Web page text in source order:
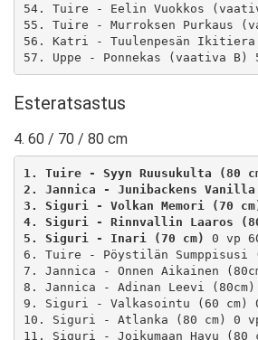
54. Tuire - Eelin Vuokkos
55. Tuire - Murroksen Purkaus
56. Katri - Tuulenpesän Ikitiera
Esteratsastus
4. 60 / 70 / 80 cm
1. Tuire - Syyn Ruusukulta (80
2. Jannica - Junibackens Vanilla
3. Siguri - Volkan Memori (70
4. Siguri - Rinnvallin Laaros
5. Siguri - Inari (70 cm) 0 vp
6. Tuire - Pöystilän Sumppisusi
7. Jannica - Onnen Aikainen
8. Jannica - Adinan Leevi
9. Siguri - Valkasointu (60 cm)
10. Siguri - Atlanka (80 cm) 0
11. Siguri - Joikumaan Havu (80